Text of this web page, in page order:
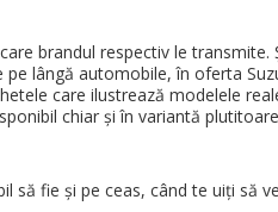
brandul respectiv le
lângă automobile, în oferta
care ilustrează modelele
chiar și în variantă
să fie și pe ceas, când te uiți să